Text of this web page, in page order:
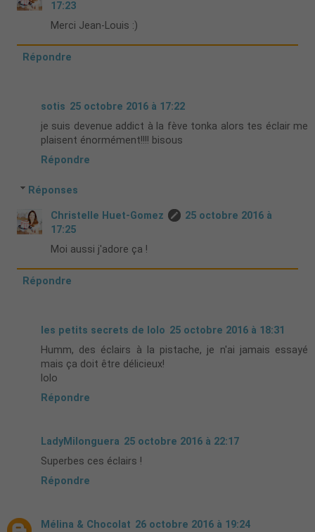
17:23
Merci Jean-Louis :)
Répondre
sotis 25 octobre 2016 à 17:22
je suis devenue addict à la fève tonka alors tes éclair me
plaisent énormément!!!! bisous
Répondre
Réponses
Christelle Huet-Gomez
25 octobre 2016 à
17:25
Moi aussi j'adore ça !
Répondre
les petits secrets de lolo 25 octobre 2016 à 18:31
Humm, des éclairs à la pistache, je n'ai jamais essayé
mais ça doit être délicieux!
lolo
Répondre
LadyMilonguera 25 octobre 2016 à 22:17
Superbes ces éclairs !
Répondre
Mélina & Chocolat 26 octobre 2016 à 19:24